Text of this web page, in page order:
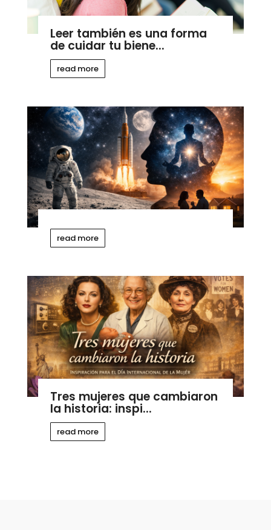
Leer también es una forma
de cuidar tu biene...
read more
read more
Tres mujeres que cambiaron
la historia: inspi...
read more